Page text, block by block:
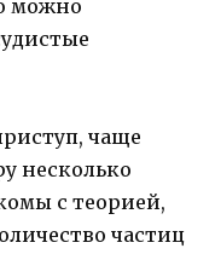
можно
чаще
несколько
с теорией,
частиц